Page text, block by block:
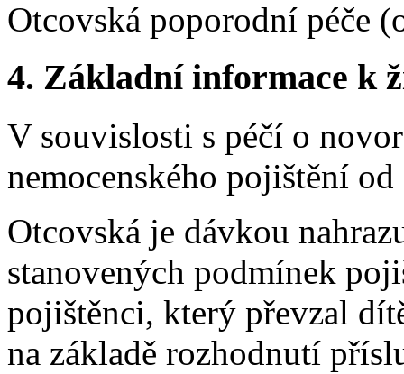
Otcovská poporodní péče
4. Základní informace k
V souvislosti s péčí o
nemocenského pojištění od
Otcovská je dávkou
stanovených podmínek
pojištěnci, který převzal
na základě rozhodnutí